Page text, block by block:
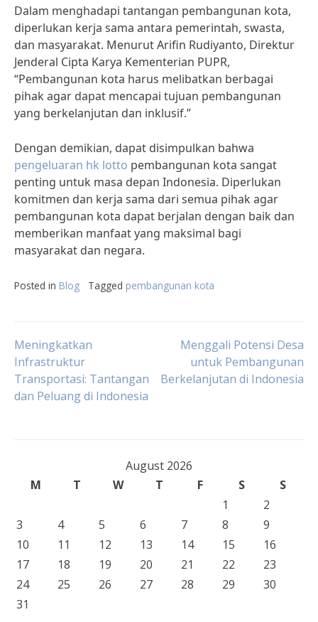
Dalam menghadapi tantangan pembangunan kota,
diperlukan kerja sama antara pemerintah, swasta,
dan masyarakat. Menurut Arifin Rudiyanto, Direktur
Jenderal Cipta Karya Kementerian PUPR,
“Pembangunan kota harus melibatkan berbagai
pihak agar dapat mencapai tujuan pembangunan
yang berkelanjutan dan inklusif.”
Dengan demikian, dapat disimpulkan bahwa
pengeluaran hk lotto pembangunan kota sangat
penting untuk masa depan Indonesia. Diperlukan
komitmen dan kerja sama dari semua pihak agar
pembangunan kota dapat berjalan dengan baik dan
memberikan manfaat yang maksimal bagi
masyarakat dan negara.
Posted in Blog Tagged pembangunan kota
Post
navigation
Meningkatkan
Infrastruktur
Transportasi: Tantangan
dan Peluang di Indonesia
Menggali Potensi Desa
untuk Pembangunan
Berkelanjutan di Indonesia
August 2026
M
T W T F S
S
1
2
3
4 5 6 7 8
9
10
11 12 13 14 15
16
17
18 19 20 21 22
23
24
25 26 27 28 29
30
31